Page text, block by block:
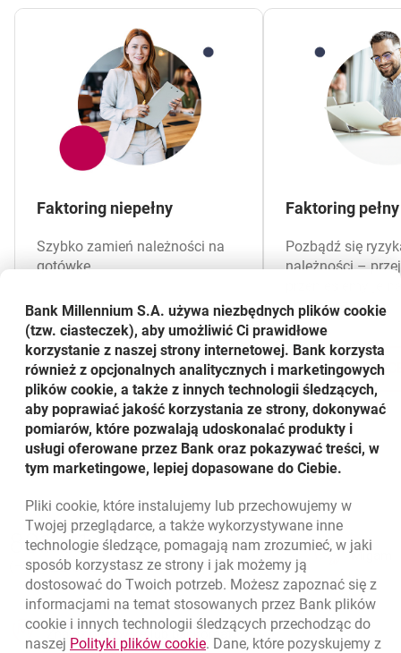
Faktoring niepełny
Szybko zamień należności na
gotówkę.
WIĘCEJ
O FAKTORINGU NIEPEŁNYM
Faktoring pełny
Pozbądź się
należności –
ubezpieczyciela.
Nawigacja dolna
Zadzwoń do nas
801 31 31 31
(+48) 22 598 41 61
Migam
Znajdź placówkę lub bankomatotwiera się w nowej karcie
Bank Millennium S.A. używa niezbędnych plików cookie
(tzw. ciasteczek), aby umożliwić Ci prawidłowe
korzystanie z naszej strony internetowej. Bank korzysta
również z opcjonalnych analitycznych i marketingowych
plików cookie, a także z innych technologii śledzących,
aby poprawiać jakość korzystania ze strony, dokonywać
pomiarów, które pozwalają udoskonalać produkty i
usługi oferowane przez Bank oraz pokazywać treści, w
tym marketingowe, lepiej dopasowane do Ciebie.
Pliki cookie, które instalujemy lub przechowujemy w
Twojej przeglądarce, a także wykorzystywane inne
technologie śledzące, pomagają nam zrozumieć, w jaki
sposób korzystasz ze strony i jak możemy ją
dostosować do Twoich potrzeb. Możesz zapoznać się z
informacjami na temat stosowanych przez Bank plików
cookie i innych technologii śledzących przechodząc do
naszej Polityki plików cookielink otwiera się w nowym oknie
. Dane, które pozyskujemy z